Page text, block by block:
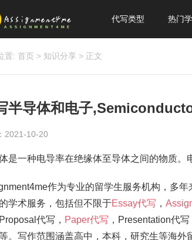
代写类型 热门
置: 首页 > 知识分享 > 正文
半导体和电子
2021-10-20
是一种电导率在绝缘体至导体之间的物质。
作为专业的留学生服务机构，多年
学术服务，包括但不限于Essay代写 ，
代写， Paper代写 ，Presentation代
。写作范围涵盖高中，本科，研究生等海